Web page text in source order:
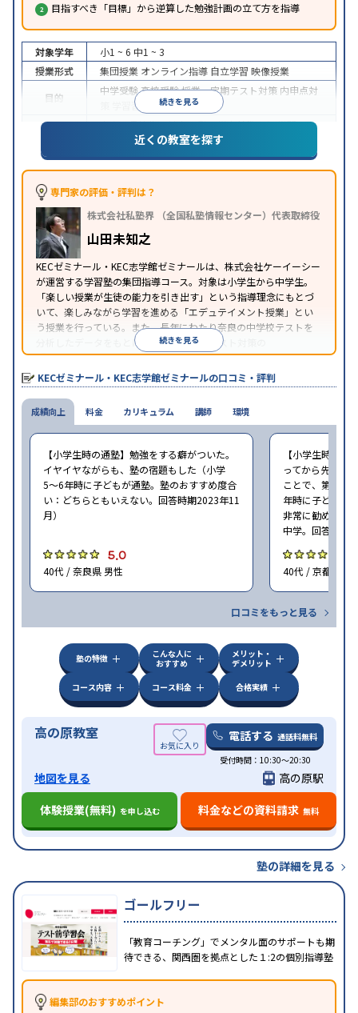
目指すべき「目標」から逆算した勉強計画の立て方を指導
続きを見る
対象学年 小1 ~ 6 中1 ~ 3
授業形式
集団授業 オンライン指導 自立学習 映像授業
目的
中学受験高校受験授業・定期テスト対策 内申点対
学習習慣の定着
中高一貫校生に対応入塾に学力基準あり学習に
PC・タブレットを利用オンライン対応
みの受講可自習室あり
※2023年10月調査。小学校高学年の集団塾アンケート調査方法を参照
近くの教室を探す
専門家の評価・評判は？
株式会社私塾界 （全国私塾情報センター）代表取締役
山田未知之
KECゼミナール・KEC志学館ゼミナールは、株式会社ケーイーシー
が運営する学習塾の集団指導コース。対象は小学生から中学生。
「楽しい授業が生徒の能力を引き出す」という指導理念にもとづ
いて、楽しみながら学習を進める「エデュテイメント授業」とい
う授業を行っている。また、長年にわたり奈良の中学校テストを
分析したデータをもとに、学校別の定期テスト対策の
『KECCADAS』という授業を行っている。
続きを見る
KECゼミナール・KEC志学館ゼミナールの口コミ・評判
成績向上
【小学生時の通塾】勉強をする癖がついた。
イヤイヤながらも、塾の宿題もした（小学
5〜6年時に子どもが通塾。塾のおすすめ度合
い：どちらともいえない。回答時期2023年11
月）
5.0
40代 / 奈良県 男性
【小学生時の通
ってから先生に
ことで、第一志
年時に子どもが
非常に勧めたい
中学。回答時期
40代 / 京都府 男
口コミをもっと見る
料金 カリキュラム 講師 環境
塾の特徴
こんな人に
おすすめ
メリット・
デメリット
コース内容
コース料金 合格実績
高の原教室 電話する 通話料無料
受付時間：10:30～20:30
地図を見る
高の原駅
体験授業(無料) を申し込む 料金などの資料請求 無料
塾の詳細を見る
ゴールフリー
「教育コーチング」でメンタル面のサポートも期
待できる、関西圏を拠点とした１:2の個別指導塾
編集部のおすすめポイント